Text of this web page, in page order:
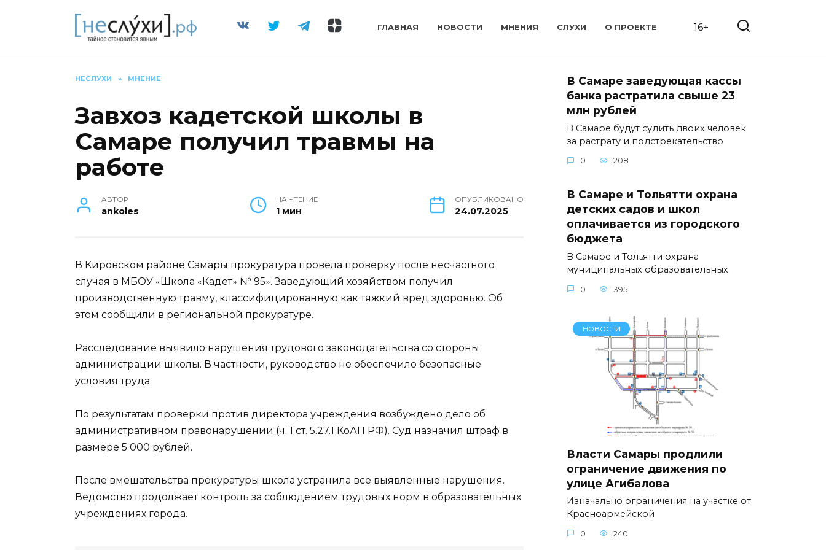
ГЛАВНАЯ НОВОСТИ МНЕНИЯ СЛУХИ О ПРОЕКТЕ 16+
НЕСЛУХИ » МНЕНИЕ
Завхоз кадетской школы в
Самаре получил травмы на
работе
АВТОР
ankoles
НА ЧТЕНИЕ
1 мин
ОПУБЛИКОВАНО
24.07.2025
В Кировском районе Самары прокуратура провела проверку после несчастного
случая в МБОУ «Школа «Кадет» № 95». Заведующий хозяйством получил
производственную травму, классифицированную как тяжкий вред здоровью. Об
этом сообщили в региональной прокуратуре.
Расследование выявило нарушения трудового законодательства со стороны
администрации школы. В частности, руководство не обеспечило безопасные
условия труда.
По результатам проверки против директора учреждения возбуждено дело об
административном правонарушении (ч. 1 ст. 5.27.1 КоАП РФ). Суд назначил штраф в
размере 5 000 рублей.
После вмешательства прокуратуры школа устранила все выявленные нарушения.
Ведомство продолжает контроль за соблюдением трудовых норм в образовательных
учреждениях города.
В Самаре заведующая кассы
банка растратила свыше 23
млн рублей
В Самаре будут судить двоих человек
за растрату и подстрекательство
0 208
В Самаре и Тольятти охрана
детских садов и школ
оплачивается из городского
бюджета
В Самаре и Тольятти охрана
муниципальных образовательных
0 395
НОВОСТИ
Власти Самары продлили
ограничение движения по
улице Агибалова
Изначально ограничения на участке от
Красноармейской
0 240